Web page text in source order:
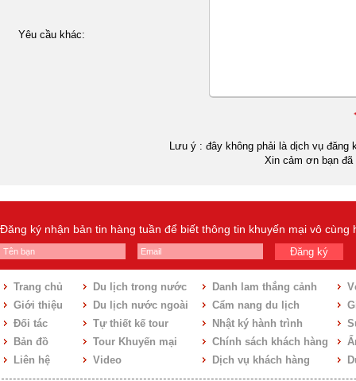
Yêu cầu khác:
Lưu ý : đây không phải là dịch vụ
Xin cảm ơn bạn đã
Đăng ký nhận bản tin hàng tuần để biết thông tin khuyến mại vô cùng
Đăng ký
Trang chủ
Giới thiệu
Đối tác
Bản đồ
Liên hệ
Du lịch trong nước
Du lịch nước ngoài
Tự thiết kế tour
Tour Khuyến mại
Video
Danh lam thắng cảnh
Cẩm nang du lịch
Nhật ký hành trình
Chính sách khách hàng
Dịch vụ khách hàng